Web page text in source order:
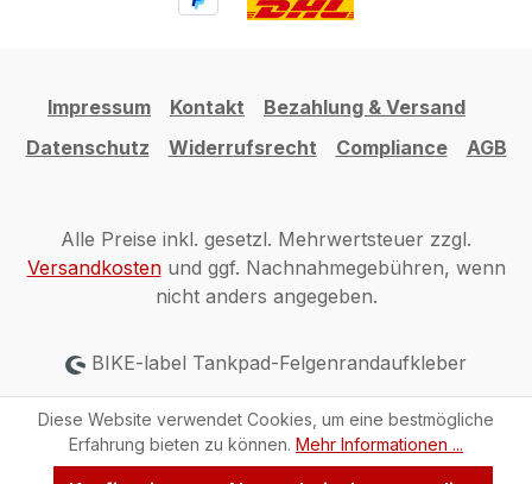
Impressum Kontakt
Bezahlung & Versand
Datenschutz
Widerrufsrecht Compliance AGB
Alle Preise inkl. gesetzl. Mehrwertsteuer zzgl.
Versandkostenund ggf. Nachnahmegebühren, wenn
nicht anders angegeben.
BIKE-label Tankpad-Felgenrandaufkleber
Diese Website verwendet Cookies, um eine bestmögliche
Erfahrung bieten zu können. Mehr Informationen ...